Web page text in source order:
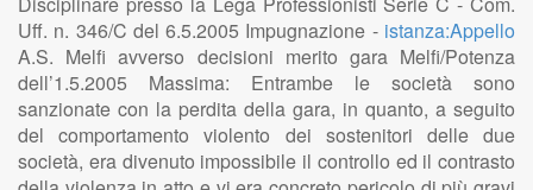
Uff. n. 346/C del 6.5.2005 Impugnazione - istanza:Appello
A.S. Melfi avverso decisioni merito gara Melfi/Potenza
dell’1.5.2005 Massima: Entrambe le società sono
sanzionate con la perdita della gara, in quanto, a seguito
del comportamento violento dei sostenitori delle due
società, era divenuto impossibile il controllo ed il contrasto